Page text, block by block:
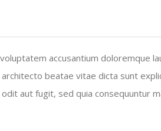
accusantium doloremque
beatae vitae dicta sunt
aut fugit, sed quia consequuntur